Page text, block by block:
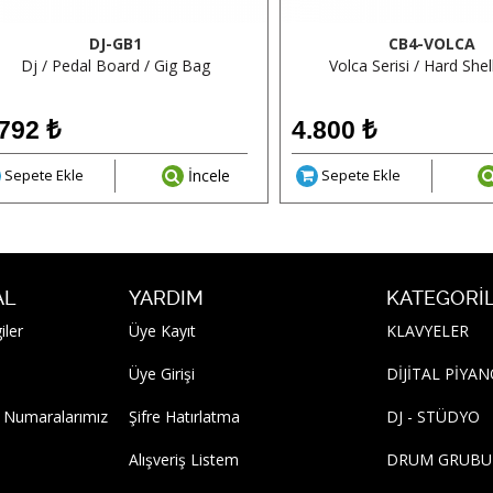
DJ-GB1
Dj / Pedal Board / Gig Bag
₺
Sepete Ekle İncele
CB4-VOLCA
Volca Serisi / Hard
4.800 ₺
Sepete Ekle
YARDIM
Üye Kayıt
Üye Girişi
Şifre Hatırlatma
Alışveriş Listem
KLAVYELER
DİJİTAL
DJ - STÜDYO
DRUM GRUBU